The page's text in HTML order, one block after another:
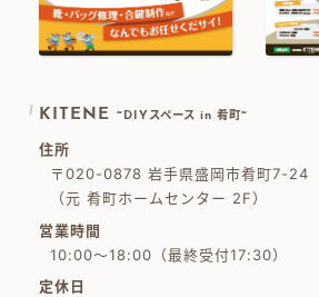
KITENE ~DIYスペース in 肴町~
住所
〒020-0878 岩手県盛岡市肴町7-24
（元 肴町ホームセンター 2F）
営業時間
10:00～18:00（最終受付17:30）
定休日